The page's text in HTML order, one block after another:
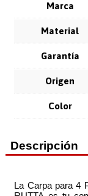
Marca
Material
Garantía
Origen
Color
Descripción
La Carpa para 4